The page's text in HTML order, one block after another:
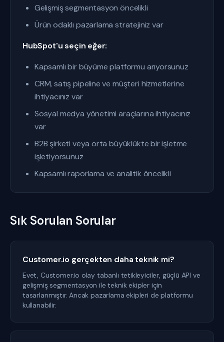
Gelişmiş segmentasyon öncelikli
Ürün odaklı pazarlama stratejiniz var
HubSpot'u seçin eğer:
Kapsamlı bir büyüme platformu arıyorsunuz
CRM, satış pipeline ve müşteri hizmetlerine
ihtiyacınız var
Sosyal medya yönetimi araçlarına ihtiyacınız
var
B2B şirketi veya orta büyüklükte bir işletme
işletiyorsunuz
Kapsamlı raporlama ve analitik öncelikli
Sık Sorulan Sorular
Customer.io gerçekten daha teknik mi?
Evet, Customer.io olay tabanlı tetikleyiciler, güçlü API ve
gelişmiş segmentasyon ile teknik ekipler için
tasarlanmıştır. Ancak pazarlama ekipleri de platformu
kullanabilir.